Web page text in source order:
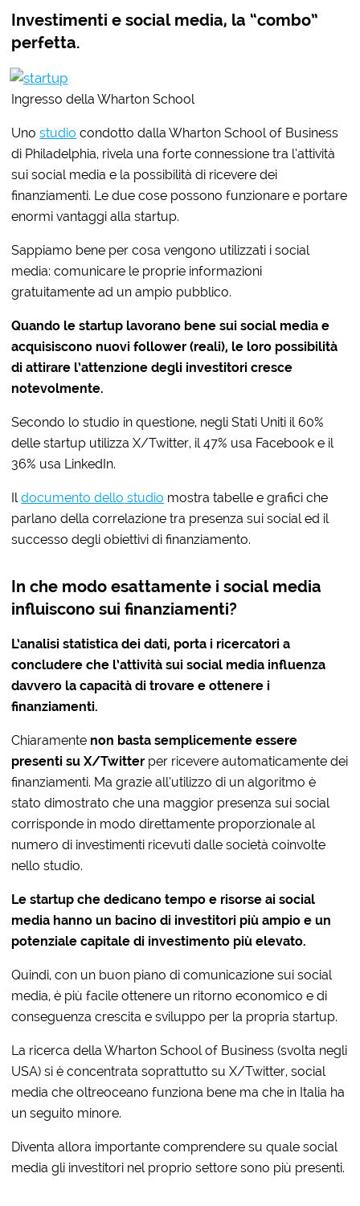
Investimenti e social media, la “combo”
perfetta.
Ingresso della Wharton School
Unostudio condotto dalla Wharton School of Business
di Philadelphia, rivela una forte connessione tra l’attività
sui social media e la possibilità di ricevere dei
finanziamenti. Le due cose possono funzionare e portare
enormi vantaggi alla startup.
Sappiamo bene per cosa vengono utilizzati i social
media: comunicare le proprie informazioni
gratuitamente ad un ampio pubblico.
Quando le startup lavorano bene sui social media e
acquisiscono nuovi follower (reali), le loro possibilità
di attirare l’attenzione degli investitori cresce
notevolmente.
Secondo lo studio in questione, negli Stati Uniti il 60%
delle startup utilizza X/Twitter, il 47% usa Facebook e il
36% usa LinkedIn.
Ildocumento dello studio mostra tabelle e grafici che
parlano della correlazione tra presenza sui social ed il
successo degli obiettivi di finanziamento.
In che modo esattamente i social media
influiscono sui finanziamenti?
L’analisi statistica dei dati, porta i ricercatori a
concludere che l’attività sui social media influenza
davvero la capacità di trovare e ottenere i
finanziamenti.
Chiaramente non basta semplicemente essere
presenti su X/Twitter per ricevere automaticamente dei
finanziamenti. Ma grazie all’utilizzo di un algoritmo è
stato dimostrato che una maggior presenza sui social
corrisponde in modo direttamente proporzionale al
numero di investimenti ricevuti dalle società coinvolte
nello studio.
Le startup che dedicano tempo e risorse ai social
media hanno un bacino di investitori più ampio e un
potenziale capitale di investimento più elevato.
Quindi, con un buon piano di comunicazione sui social
media, è più facile ottenere un ritorno economico e di
conseguenza crescita e sviluppo per la propria startup.
La ricerca della Wharton School of Business (svolta negli
USA) si è concentrata soprattutto su X/Twitter, social
media che oltreoceano funziona bene ma che in Italia ha
un seguito minore.
Diventa allora importante comprendere su quale social
media gli investitori nel proprio settore sono più presenti.